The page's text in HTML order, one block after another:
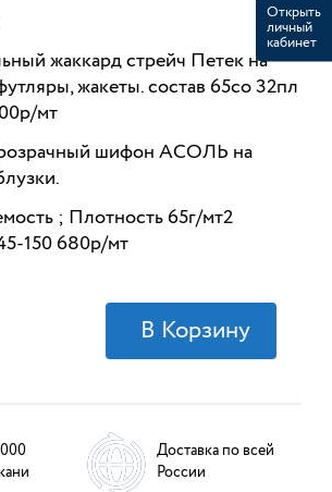
жаккард стрейч Петекна
жакеты. состав 65со 32пл
мт
шифонАСОЛЬ на
; Плотность 65г/мт2
150 680р/мт
Доставка по всей
России
Открыть
личный
кабинет